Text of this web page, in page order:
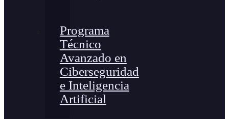
Programa
Técnico
Avanzado en
Ciberseguridad
e Inteligencia
Artificial